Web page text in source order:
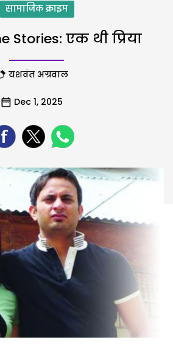
सामाजिक क्राइम
Stories: एक थी प्रिया
यशवंत अग्रवाल
Dec 1, 2025